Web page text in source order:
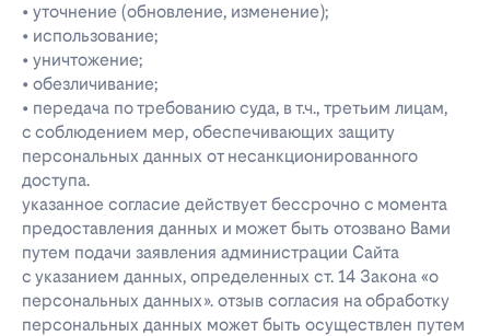
• уточнение (обновление, изменение);
• использование;
• уничтожение;
• обезличивание;
• передача по требованию суда, в т.ч., третьим лицам,
с соблюдением мер, обеспечивающих защиту
персональных данных от несанкционированного
доступа.
указанное согласие действует бессрочно с момента
предоставления данных и может быть отозвано Вами
путем подачи заявления администрации Сайта
с указанием данных, определенных ст. 14 Закона «о
персональных данных». отзыв согласия на обработку
персональных данных может быть осуществлен путем